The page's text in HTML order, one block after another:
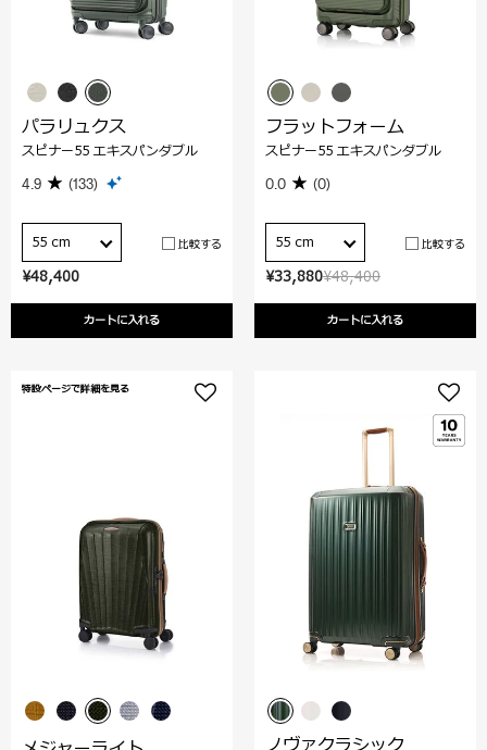
¥48,400
カートに入れる
パラリュクス
スピナー55 エキスパンダブル
4.9 (133)
55 cm 比較する
¥48,400
¥33,880
カートに入れる
フラットフォーム
スピナー55 エキスパンダブル
0.0 (0)
55 cm 比較する
特設ページで詳細を見る